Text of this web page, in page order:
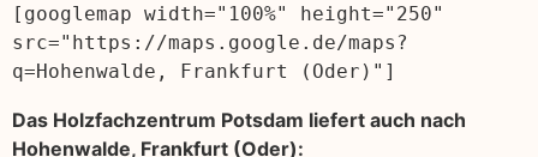
[googlemap width="100%" height="250"
src="https://maps.google.de/maps?
q=Hohenwalde, Frankfurt (Oder)"]
Das Holzfachzentrum Potsdam liefert auch nach
Hohenwalde, Frankfurt (Oder):